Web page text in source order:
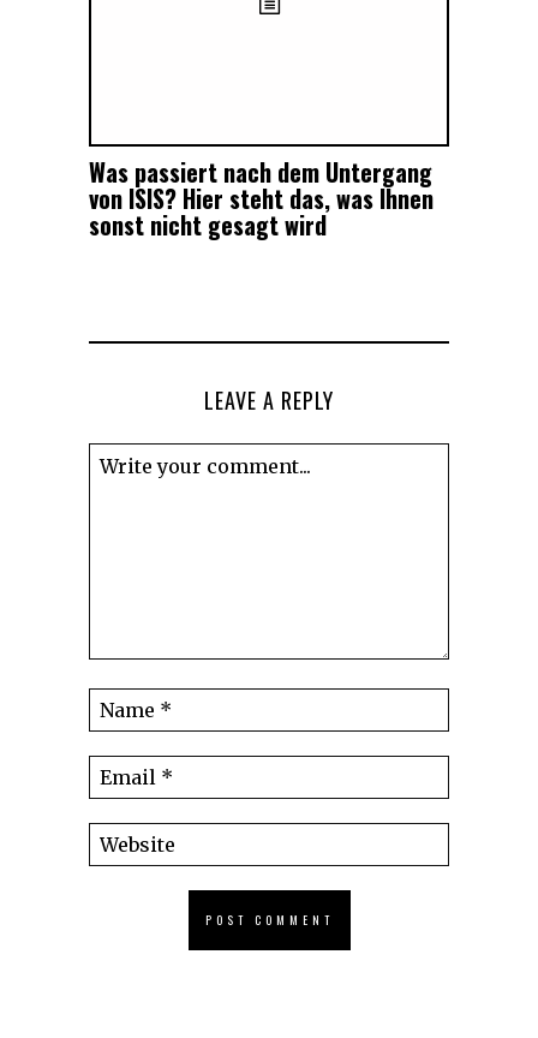
Was passiert nach dem Untergang
von ISIS? Hier steht das, was Ihnen
sonst nicht gesagt wird
LEAVE A REPLY